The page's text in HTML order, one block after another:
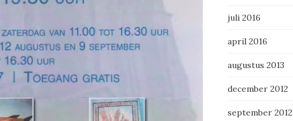
juli 2016
april 2016
augustus 2013
december 2012
september 2012